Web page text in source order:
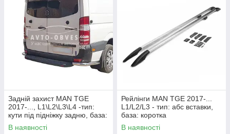
Задній захист MAN TGE
2017-..., L1\L2\L3\L4 -тип:
кути під підніжку задню, база:
коротка Ø:60*1,6мм
В наявності
Рейлінги MAN TGE 2017-...
L1/L2/L3 - тип: абс вставки,
база: коротка
В наявності